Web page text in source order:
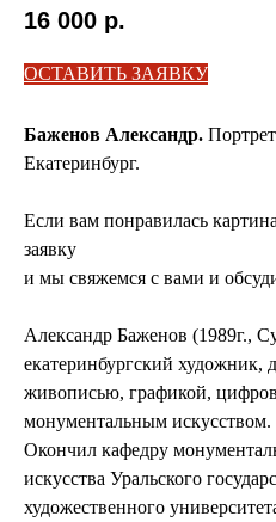
16 000 р.
ОСТАВИТЬ ЗАЯВКУ
Баженов Александр.
Екатеринбург.
Если вам понравилась
заявку
и мы свяжемся с вами и
Александр Баженов (1989г.,
екатеринбургский художник,
живописью, графикой,
монументальным искусством.
Окончил кафедру
искусства Уральского
художественного